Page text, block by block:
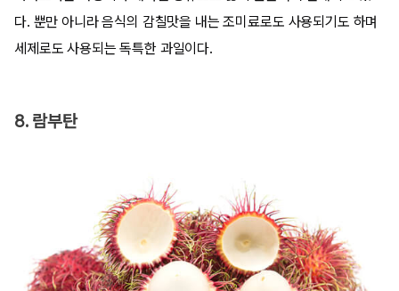
다. 뿐만 아니라 음식의 감칠맛을 내는 조미료로도 사용되기도 하며
세제로도 사용되는 독특한 과일이다.
8. 람부탄